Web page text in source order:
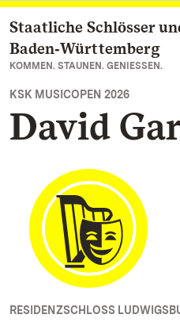
Zum Hauptinhalt
Staatliche Schlösser
Baden‑Württemberg
KOMMEN. STAUNEN. GENIESSEN.
KSK MUSICOPEN 2026
David
RESIDENZSCHLOSS